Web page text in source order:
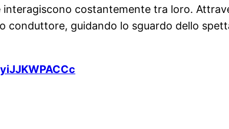
costantemente tra loro.
conduttore, guidando lo sguardo dello